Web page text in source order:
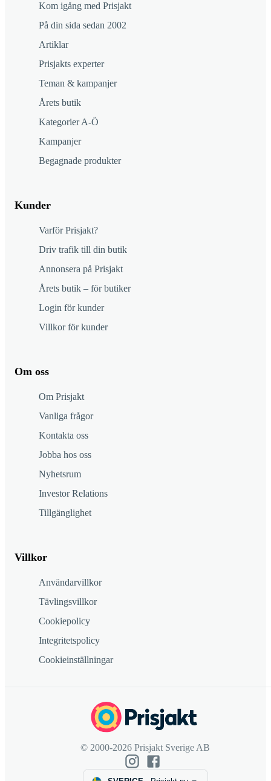
Kom igång med Prisjakt
På din sida sedan 2002
Artiklar
Prisjakts experter
Teman & kampanjer
Årets butik
Kategorier A-Ö
Kampanjer
Begagnade produkter
Kunder
Varför Prisjakt?
Driv trafik till din butik
Annonsera på Prisjakt
Årets butik – för butiker
Login för kunder
Villkor för kunder
Om oss
Om Prisjakt
Vanliga frågor
Kontakta oss
Jobba hos oss
Nyhetsrum
Investor Relations
Tillgänglighet
Villkor
Användarvillkor
Tävlingsvillkor
Cookiepolicy
Integritetspolicy
Cookieinställningar
© 2000-2026 Prisjakt Sverige AB